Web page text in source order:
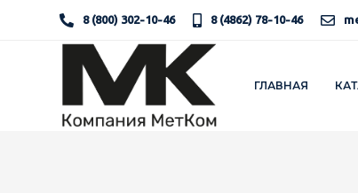
8 (800) 302-10-46 8 (4862) 78-10-46
ГЛАВНАЯ